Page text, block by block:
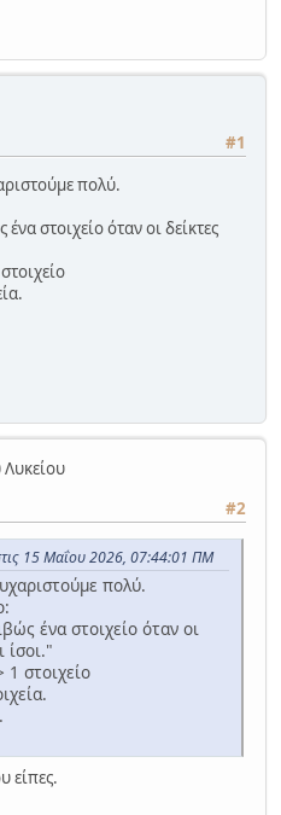
#1
πολύ.
στοιχείο όταν οι δείκτες
#2
15 Μαΐου 2026, 07:44:01 ΠΜ
πολύ.
ένα στοιχείο όταν οι
ίσοι."
στοιχείο
είπες.